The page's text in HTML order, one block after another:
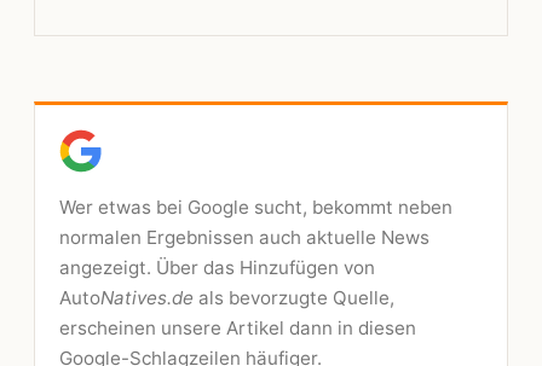
Wer etwas bei Google sucht, bekommt neben
normalen Ergebnissen auch aktuelle News
angezeigt. Über das Hinzufügen von
AutoNatives.de als bevorzugte Quelle,
erscheinen unsere Artikel dann in diesen
Google-Schlagzeilen häufiger.